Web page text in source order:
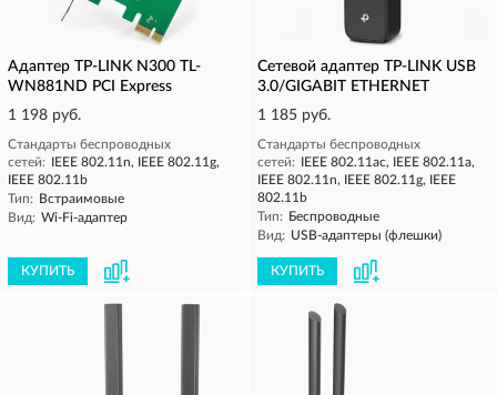
Адаптер TP-LINK N300 TL-
WN881ND PCI Express
1 198 руб.
Стандарты беспроводных
сетей: IEEE 802.11n, IEEE 802.11g,
IEEE 802.11b
Тип: Встраимовые
Вид: Wi-Fi-адаптер
КУПИТЬ
Сетевой адаптер TP-LINK USB
3.0/GIGABIT ETHERNET
1 185 руб.
Стандарты беспроводных
сетей: IEEE 802.11ac, IEEE 802.11a,
IEEE 802.11n, IEEE 802.11g, IEEE
802.11b
Тип: Беспроводные
Вид: USB-адаптеры (флешки)
КУПИТЬ